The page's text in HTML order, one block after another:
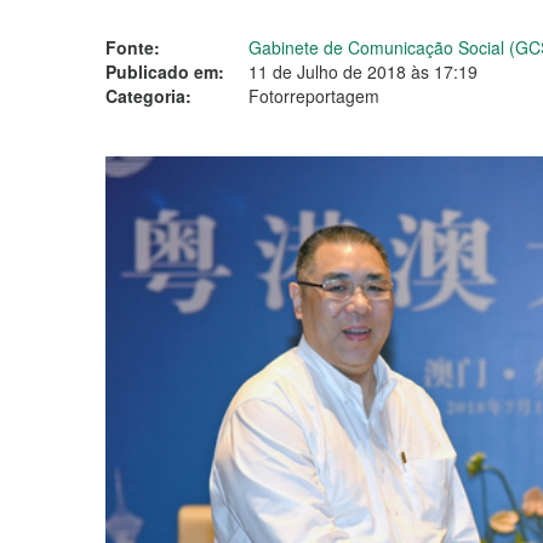
Fonte:
Gabinete de Comunicação Social
Publicado em:
11 de Julho de 2018 às 17:19
Categoria:
Fotorreportagem